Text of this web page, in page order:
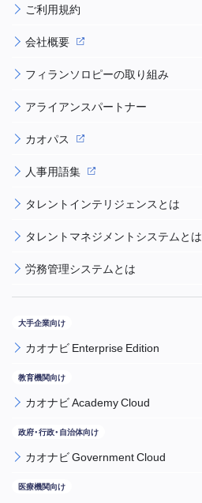
ご利用規約
会社概要
フィランソロピーの取り組み
アライアンスパートナー
カオパス
人事用語集
タレントインテリジェンスとは
タレントマネジメントシステムとは
労務管理システムとは
カオナビ Enterprise Edition
カオナビ Academy Cloud
カオナビ Government Cloud